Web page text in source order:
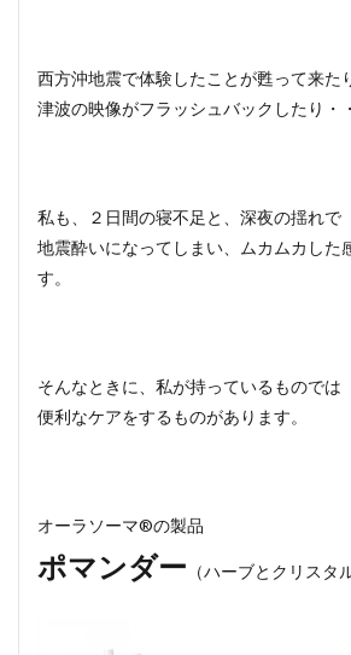
西方沖地震で体験したことが甦って来た
津波の映像がフラッシュバックしたり・
私も、２日間の寝不足と、深夜の揺れで
地震酔いになってしまい、ムカムカした
す。
そんなときに、私が持っているものでは
便利なケアをするものがあります。
オーラソーマ®の製品
ポマンダー （ハーブとクリスタ